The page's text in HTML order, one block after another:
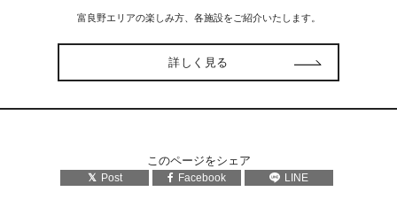
富良野エリアの楽しみ方、各施設をご紹介いたします。
詳しく見る
このページをシェア
Post Facebook LINE